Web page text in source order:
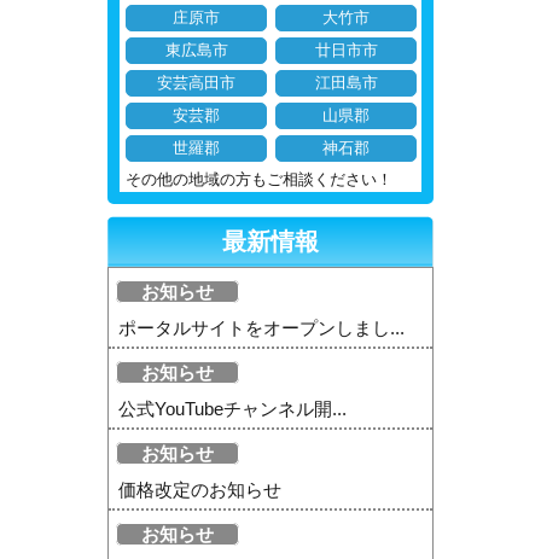
庄原市
大竹市
東広島市
廿日市市
安芸高田市
江田島市
安芸郡
山県郡
世羅郡
神石郡
その他の地域の方もご相談ください！
最新情報
お知らせ
ポータルサイトをオープンしまし...
お知らせ
公式YouTubeチャンネル開...
お知らせ
価格改定のお知らせ
お知らせ